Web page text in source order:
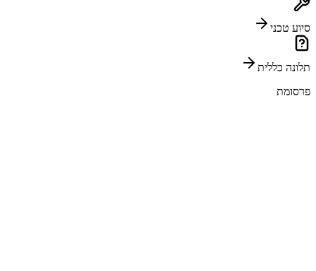
סיוע טכני
תלונה כללית
פרסומת